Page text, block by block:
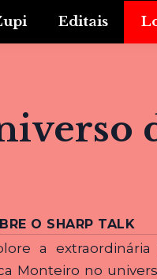
Editais
O SHARP TALK
a
Monteiro no